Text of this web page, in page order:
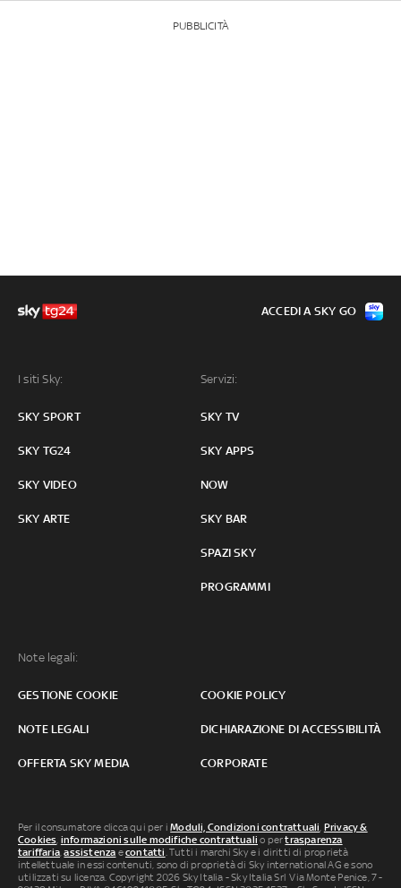
PUBBLICITÀ
I siti Sky:
SKY SPORT
SKY TG24
SKY VIDEO
SKY ARTE
Servizi:
SKY TV
SKY APPS
NOW
SKY BAR
SPAZI SKY
PROGRAMMI
Note legali:
GESTIONE COOKIE COOKIE POLICY
NOTE LEGALI DICHIARAZIONE DI ACCESSIBILITÀ
OFFERTA SKY MEDIA CORPORATE
ACCEDI A SKY GO
Per il consumatore clicca qui per iModuli, Condizioni contrattuali, Privacy &
Cookies, informazioni sulle modifiche contrattuali o pertrasparenza
tariffaria,assistenza econtatti. Tutti i marchi Sky e i diritti di proprietà
intellettuale in essi contenuti, sono di proprietà di Sky international AG e sono
utilizzati su licenza. Copyright 2026 Sky Italia - Sky Italia Srl Via Monte Penice, 7 -